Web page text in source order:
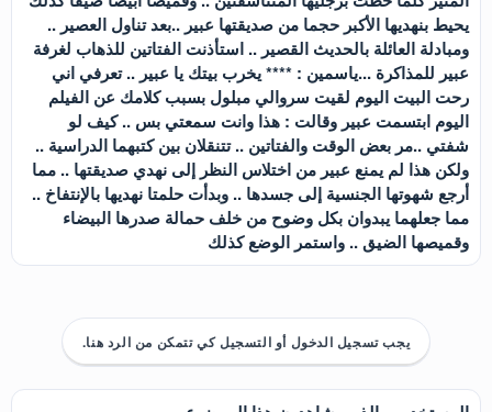
يحيط بنهديها الأكبر حجما من صديقتها عبير ..بعد تناول العصير ..
ومبادلة العائلة بالحديث القصير .. استأذنت الفتاتين للذهاب لغرفة
عبير للمذاكرة ...ياسمين : **** يخرب بيتك يا عبير .. تعرفي اني
رحت البيت اليوم لقيت سروالي مبلول بسبب كلامك عن الفيلم
اليوم ابتسمت عبير وقالت : هذا وانت سمعتي بس .. كيف لو
شفتي ..مر بعض الوقت والفتاتين .. تتنقلان بين كتبهما الدراسية ..
ولكن هذا لم يمنع عبير من اختلاس النظر إلى نهدي صديقتها .. مما
أرجع شهوتها الجنسية إلى جسدها .. وبدأت حلمتا نهديها بالإنتفاخ ..
مما جعلهما يبدوان بكل وضوح من خلف حمالة صدرها البيضاء
وقميصها الضيق .. واستمر الوضع كذلك
يجب تسجيل الدخول أو التسجيل كي تتمكن من الرد هنا.